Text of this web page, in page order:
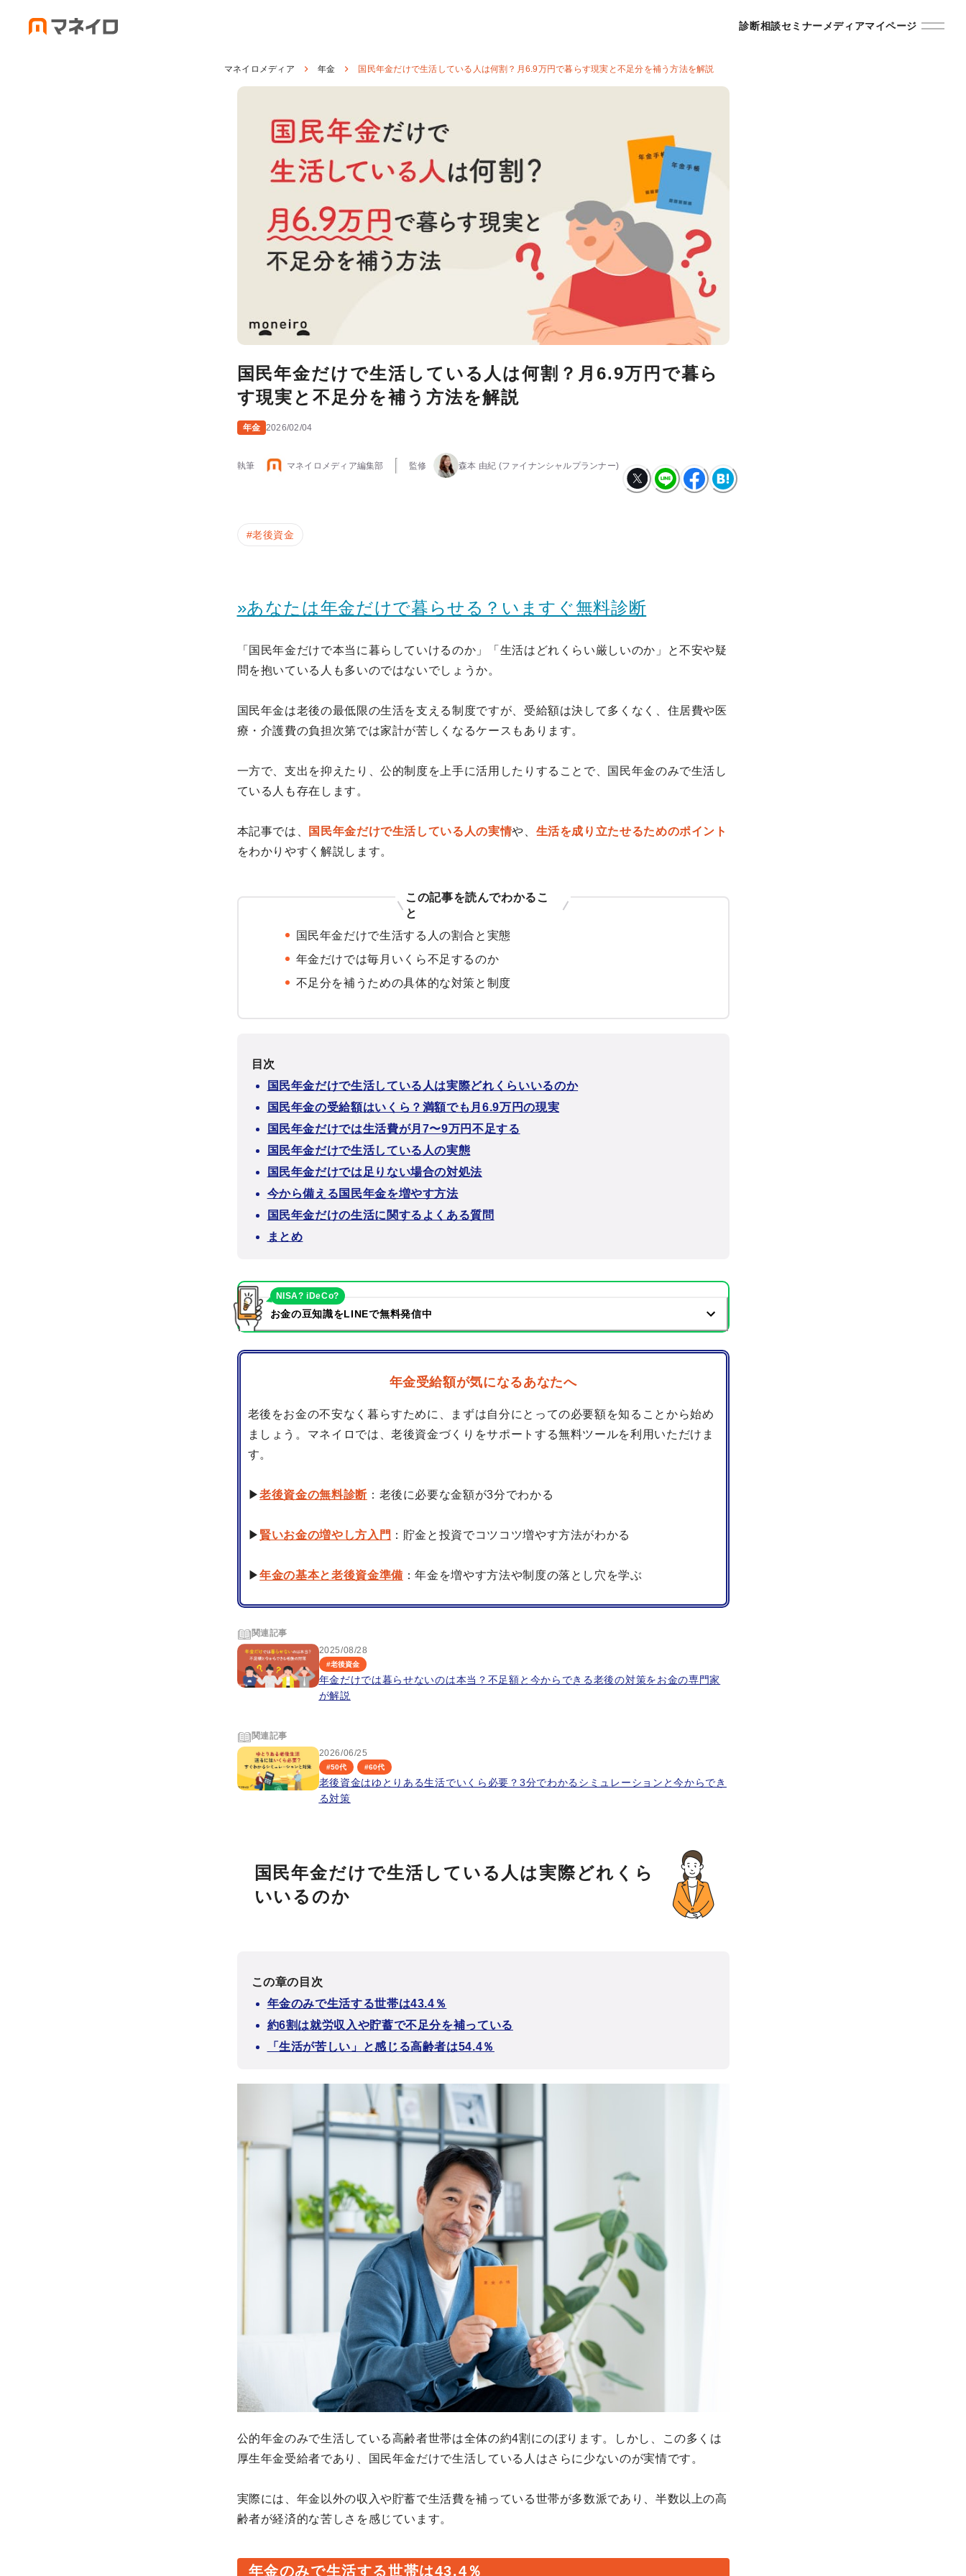
診断相談セミナーメディアマイページ
マネイロメディア 年金 国民年金だけで生活している人は何割？月6.9万円で暮らす現実と不足分を補う方法を解説
国民年金だけで生活している人は何割？月6.9万円で暮ら
す現実と不足分を補う方法を解説
年金 2026/02/04
執筆 マネイロメディア編集部 監修 森本 由紀 (ファイナンシャルプランナー)
#老後資金
»あなたは年金だけで暮らせる？いますぐ無料診断
「国民年金だけで本当に暮らしていけるのか」「生活はどれくらい厳しいのか」と不安や疑
問を抱いている人も多いのではないでしょうか。
国民年金は老後の最低限の生活を支える制度ですが、受給額は決して多くなく、住居費や医
療・介護費の負担次第では家計が苦しくなるケースもあります。
一方で、支出を抑えたり、公的制度を上手に活用したりすることで、国民年金のみで生活し
ている人も存在します。
本記事では、 国民年金だけで生活している人の実情や、 生活を成り立たせるためのポイント
をわかりやすく解説します。
この記事を読んでわかるこ
と
国民年金だけで生活する人の割合と実態
年金だけでは毎月いくら不足するのか
不足分を補うための具体的な対策と制度
目次
国民年金だけで生活している人は実際どれくらいいるのか
国民年金の受給額はいくら？満額でも月6.9万円の現実
国民年金だけでは生活費が月7〜9万円不足する
国民年金だけで生活している人の実態
国民年金だけでは足りない場合の対処法
今から備える国民年金を増やす方法
国民年金だけの生活に関するよくある質問
まとめ
お金の豆知識をLINEで無料発信中
NISA? iDeCo?
年金受給額が気になるあなたへ
老後をお金の不安なく暮らすために、まずは自分にとっての必要額を知ることから始め
ましょう。マネイロでは、老後資金づくりをサポートする無料ツールを利用いただけま
す。
▶老後資金の無料診断：老後に必要な金額が3分でわかる
▶ 賢いお金の増やし方入門 ：貯金と投資でコツコツ増やす方法がわかる
▶年金の基本と老後資金準備 ：年金を増やす方法や制度の落とし穴を学ぶ
関連記事
2025/08/28
#老後資金
年金だけでは暮らせないのは本当？不足額と今からできる老後の対策をお金の専門家
が解説
関連記事
2026/06/25
#50代 #60代
老後資金はゆとりある生活でいくら必要？3分でわかるシミュレーションと今からでき
る対策
国民年金だけで生活している人は実際どれくら
いいるのか
この章の目次
年金のみで生活する世帯は43.4％
約6割は就労収入や貯蓄で不足分を補っている
「生活が苦しい」と感じる高齢者は54.4％
公的年金のみで生活している高齢者世帯は全体の約4割にのぼります。しかし、この多くは
厚生年金受給者であり、国民年金だけで生活している人はさらに少ないのが実情です。
実際には、年金以外の収入や貯蓄で生活費を補っている世帯が多数派であり、半数以上の高
齢者が経済的な苦しさを感じています。
年金のみで生活する世帯は43.4％